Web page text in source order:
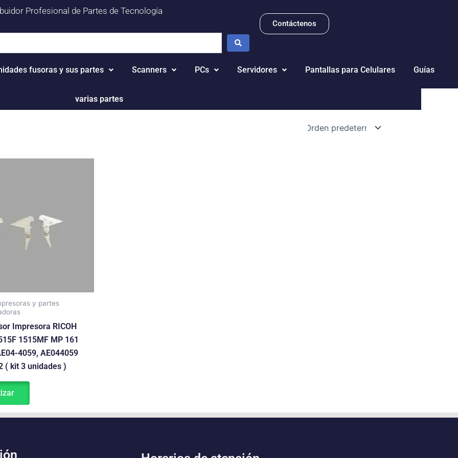
Profesional de Partes de Tecnología
Contáctenos
fusoras y sus partes Scanners PCs Servidores Pantallas para Celulares Guías
varias partes
y partes
Impresora RICOH
1515MF MP 161
4059, AE044059
( kit 3 unidades )